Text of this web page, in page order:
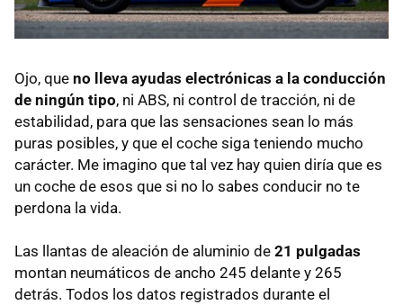
Ojo, que no lleva ayudas electrónicas a la conducción
de ningún tipo, ni ABS, ni control de tracción, ni de
estabilidad, para que las sensaciones sean lo más
puras posibles, y que el coche siga teniendo mucho
carácter. Me imagino que tal vez hay quien diría que es
un coche de esos que si no lo sabes conducir no te
perdona la vida.
Las llantas de aleación de aluminio de 21 pulgadas
montan neumáticos de ancho 245 delante y 265
detrás. Todos los datos registrados durante el